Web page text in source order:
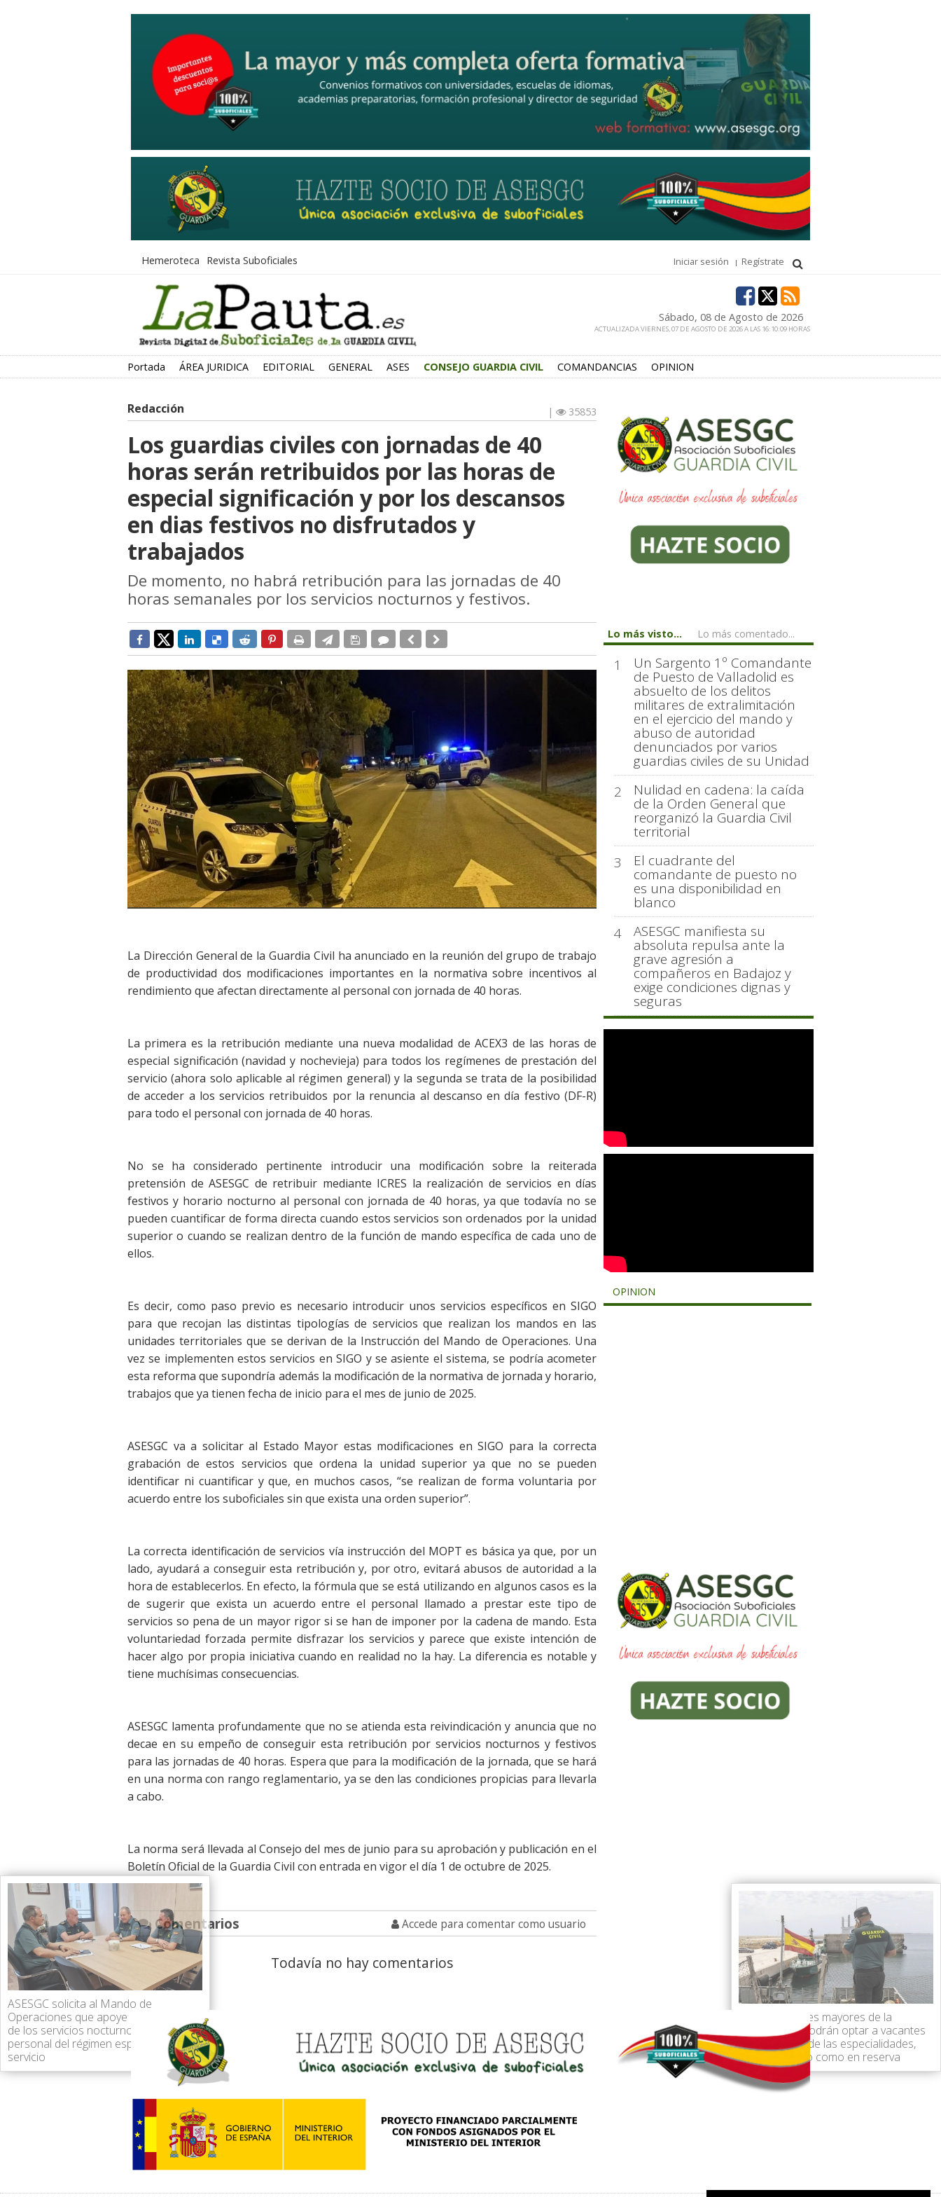
Hemeroteca Revista Suboficiales Iniciar sesión Regístrate
Sábado, 08 de Agosto de 2026
ACTUALIZADA VIERNES, 07 DE AGOSTO DE 2026 A LAS 16:10:09 HORAS
Portada ÁREA JURIDICA EDITORIAL GENERAL ASES CONSEJO GUARDIA CIVIL COMANDANCIAS OPINION
Redacción | 35853
Los guardias civiles con jornadas de 40
horas serán retribuidos por las horas de
especial significación y por los descansos
en dias festivos no disfrutados y
trabajados
De momento, no habrá retribución para las jornadas de 40
horas semanales por los servicios nocturnos y festivos.
La Dirección General de la Guardia Civil ha anunciado en la reunión del grupo de trabajo
de productividad dos modificaciones importantes en la normativa sobre incentivos al
rendimiento que afectan directamente al personal con jornada de 40 horas.
La primera es la retribución mediante una nueva modalidad de ACEX3 de las horas de
especial significación (navidad y nochevieja) para todos los regímenes de prestación del
servicio (ahora solo aplicable al régimen general) y la segunda se trata de la posibilidad
de acceder a los servicios retribuidos por la renuncia al descanso en día festivo (DF-R)
para todo el personal con jornada de 40 horas.
No se ha considerado pertinente introducir una modificación sobre la reiterada
pretensión de ASESGC de retribuir mediante ICRES la realización de servicios en días
festivos y horario nocturno al personal con jornada de 40 horas, ya que todavía no se
pueden cuantificar de forma directa cuando estos servicios son ordenados por la unidad
superior o cuando se realizan dentro de la función de mando específica de cada uno de
ellos.
Es decir, como paso previo es necesario introducir unos servicios específicos en SIGO
para que recojan las distintas tipologías de servicios que realizan los mandos en las
unidades territoriales que se derivan de la Instrucción del Mando de Operaciones. Una
vez se implementen estos servicios en SIGO y se asiente el sistema, se podría acometer
esta reforma que supondría además la modificación de la normativa de jornada y horario,
trabajos que ya tienen fecha de inicio para el mes de junio de 2025.
ASESGC va a solicitar al Estado Mayor estas modificaciones en SIGO para la correcta
grabación de estos servicios que ordena la unidad superior ya que no se pueden
identificar ni cuantificar y que, en muchos casos, “se realizan de forma voluntaria por
acuerdo entre los suboficiales sin que exista una orden superior”.
La correcta identificación de servicios vía instrucción del MOPT es básica ya que, por un
lado, ayudará a conseguir esta retribución y, por otro, evitará abusos de autoridad a la
hora de establecerlos. En efecto, la fórmula que se está utilizando en algunos casos es la
de sugerir que exista un acuerdo entre el personal llamado a prestar este tipo de
servicios so pena de un mayor rigor si se han de imponer por la cadena de mando. Esta
voluntariedad forzada permite disfrazar los servicios y parece que existe intención de
hacer algo por propia iniciativa cuando en realidad no la hay. La diferencia es notable y
tiene muchísimas consecuencias.
ASESGC lamenta profundamente que no se atienda esta reivindicación y anuncia que no
decae en su empeño de conseguir esta retribución por servicios nocturnos y festivos
para las jornadas de 40 horas. Espera que para la modificación de la jornada, que se hará
en una norma con rango reglamentario, ya se den las condiciones propicias para llevarla
a cabo.
La norma será llevada al Consejo del mes de junio para su aprobación y publicación en el
Boletín Oficial de la Guardia Civil con entrada en vigor el día 1 de octubre de 2025.
Comentarios Accede para comentar como usuario
Todavía no hay comentarios
Lo más visto... Lo más comentado...
1 Un Sargento 1º Comandante
de Puesto de Valladolid es
absuelto de los delitos
militares de extralimitación
en el ejercicio del mando y
abuso de autoridad
denunciados por varios
guardias civiles de su Unidad
2
Nulidad en cadena: la caída
de la Orden General que
reorganizó la Guardia Civil
territorial
3
El cuadrante del
comandante de puesto no
es una disponibilidad en
blanco
4
ASESGC manifiesta su
absoluta repulsa ante la
grave agresión a
compañeros en Badajoz y
exige condiciones dignas y
seguras
OPINION
ASESGC solicita al Mando de
Operaciones que apoye la retribución
de los servicios nocturnos y festivos al
personal del régimen especial de
servicio
Los suboficiales mayores de la
Guardia Civil podrán optar a vacantes
en la mayoría de las especialidades,
tanto en activo como en reserva